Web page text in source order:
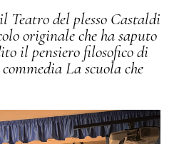
Teatro del plesso Castaldi
originale che ha saputo
il pensiero filosofico di
La scuola che